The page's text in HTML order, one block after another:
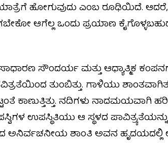
ಹೋಗುವುದು ಎಂಬ ರೂಢಿಯಿದೆ. ಆದರೆ,
ಆಗೆಲ್ಲ ಒಂದು ಪ್ರಯಾಣ
ಸೌಂದರ್ಯ ಮತ್ತು ಆಧ್ಯಾತ್ಮಿಕ
ತುಂಬಿತ್ತು. ಗಾಳಿಯು
ಕಾಣುತ್ತಿತ್ತು. ನದಿಗಳು ನಾದಮಯವಾಗಿ
ಉಪಸ್ಥಿತಿಯು ಆ ಸ್ಥಳದ ಪಾವಿತ್ರ್ಯತೆಯನ್ನು
ಅನಿರ್ವಚನೀಯ ಶಾಂತಿ ಅವನ